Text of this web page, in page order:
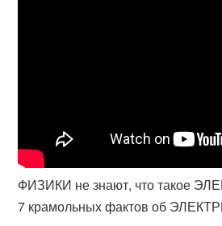
ФИЗИКИ не знают, что такое
7 крамольных фактов об